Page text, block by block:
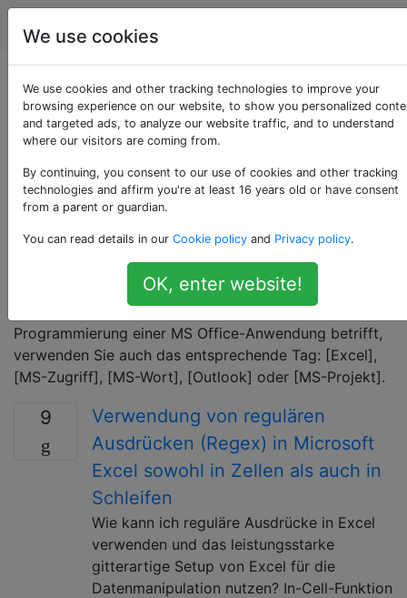
Programmierung
Als «vba» getaggte
Fragen
Visual Basic für Applikationen (VBA) ist eine
ereignisgesteuerte, objektorientierte
für die gesamte Office-Suite sowie für andere
Anwendungen verwendet wird. VBA entspricht nicht
VB.NET oder VBS. Wenn Sie in Visual Studio arbeiten,
verwenden Sie [vb.net]. Wenn Ihre Frage speziell die
Programmierung einer MS Office-Anwendung betrifft,
verwenden Sie auch das entsprechende Tag: [Excel],
[MS-Zugriff], [MS-Wort], [Outlook] oder [MS-Projekt].
9
Verwendung von regulären
Ausdrücken (Regex) in Microsoft
Excel sowohl in Zellen als auch in
Schleifen
Wie kann ich reguläre Ausdrücke in Excel
verwenden und das leistungsstarke
gitterartige Setup von Excel für die
Datenmanipulation nutzen? In-Cell-Funktion
We use cookies
We use cookies and other tracking technologies to improve your
browsing experience on our website, to show you personalized
and targeted ads, to analyze our website traffic, and to understand
where our visitors are coming from.
By continuing, you consent to our use of cookies and other tracking
technologies and affirm you're at least 16 years old or have consent
from a parent or guardian.
You can read details in our Cookie policy and Privacy policy.
OK, enter website!